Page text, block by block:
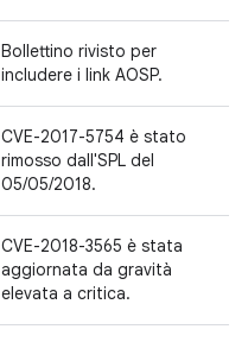
Bollettino rivisto per
includere i link AOSP.
CVE-2017-5754 è stato
rimosso dall'SPL del
05/05/2018.
CVE-2018-3565 è stata
aggiornata da gravità
elevata a critica.